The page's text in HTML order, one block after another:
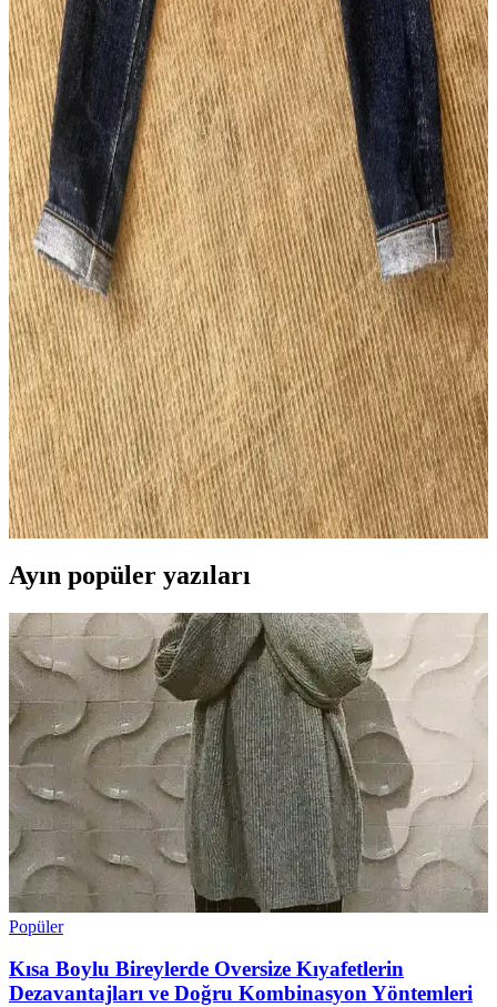
Güvenilir satıcı seçimi ve detaylı inceleme önem kazanıyor.
Wingman Denim 23oz Keten Denim: Güneydoğu
Asya'nın Ham Denim Trendleri ve Dayanıklılığı
Wingman Denim'in 23oz keten denim kotları, dayanıklılığı ve doğal
solma süreciyle ham denim tutkunlarının ilgisini çekiyor. Beden
seçenekleri ve tasarım eleştirileri markanın uluslararası pazardaki
konumunu etkiliyor.
Flat Head FN-D111 14.5oz Wide Straight LHT Kot
Pantolon Özellikleri ve Kullanıcı Yorumları
Flat Head FN-D111 14.5oz Wide Straight LHT, geniş kesimi, özgün
renk detayları ve dayanıklı kumaşıyla günlük kullanım için ideal bir
kot pantolon olarak öne çıkıyor. Beden uyumu ve solma özellikleri
kullanıcı deneyimlerine göre değişiyor.
Pure Blue Japan SR-013 Raw Denim Pantolonların
5 Yıllık Kullanım ve Solma İncelemesi
Pure Blue Japan SR-013 model raw denim pantolon, 5 yıl boyunca
düzenli kullanımla kalın slubby kumaşı ve yoğun indigo boyası
sayesinde benzersiz solma desenleri ve dayanıklılık sunar.
Ayın popüler yazıları
Popüler
Kısa Boylu Bireylerde Oversize Kıyafetlerin
Dezavantajları ve Doğru Kombinasyon Yöntemleri